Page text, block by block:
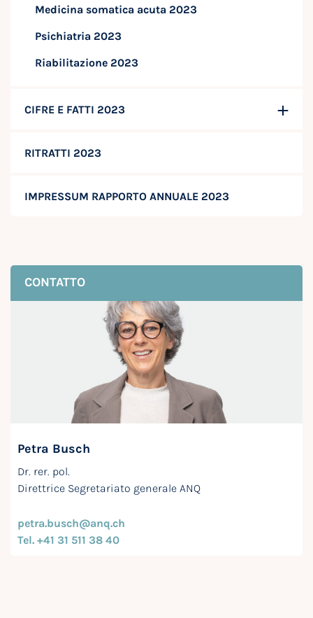
Medicina somatica acuta 2023
Psichiatria 2023
Riabilitazione 2023
CIFRE E FATTI 2023
RITRATTI 2023
IMPRESSUM RAPPORTO ANNUALE 2023
CONTATTO
Petra Busch
Dr. rer. pol.
Direttrice Segretariato generale ANQ
petra.busch@anq.ch
Tel. +41 31 511 38 40